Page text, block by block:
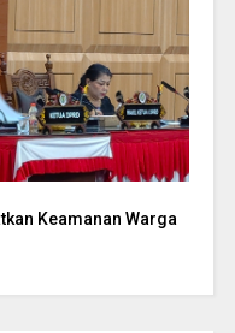
Keamanan Warga